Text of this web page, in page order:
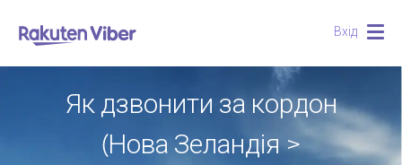
Вхід
Як дзвонити за кордон
(Нова Зеландія >